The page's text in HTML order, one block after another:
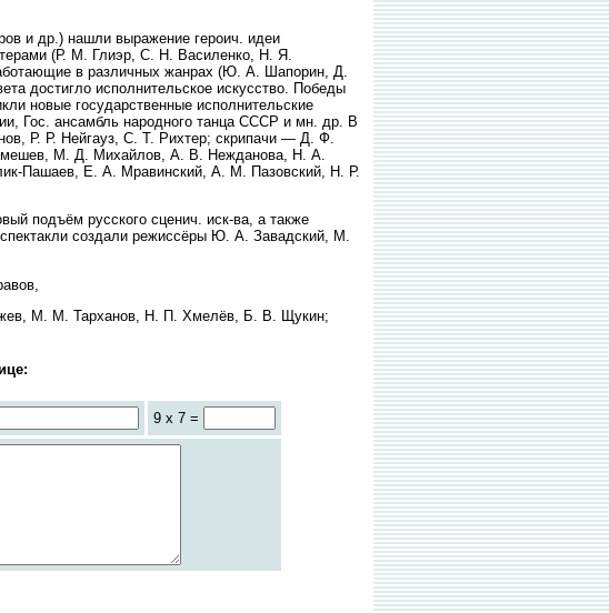
и др.) нашли выражение героич. идеи
(Р. М. Глиэр, С. Н. Василенко, Н. Я.
в различных жанрах (Ю. А. Шапорин, Д.
достигло исполнительское искусство. Победы
новые государственные исполнительские
Гос. ансамбль народного танца СССР и мн. др. В
Р. Р. Нейгауз, С. Т. Рихтер; скрипачи — Д. Ф.
М. Д. Михайлов, А. В. Нежданова, Н. А.
Пашаев, Е. А. Мравинский, А. М. Пазовский, Н. Р.
подъём русского сценич. иск-ва, а также
создали режиссёры Ю. А. Завадский, М.
М. М. Тарханов, Н. П. Хмелёв, Б. В. Щукин;
9 x 7 =